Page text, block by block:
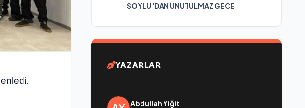
SOYLU 'DAN UNUTULMAZ GECE
YAZARLAR
Abdullah Yiğit